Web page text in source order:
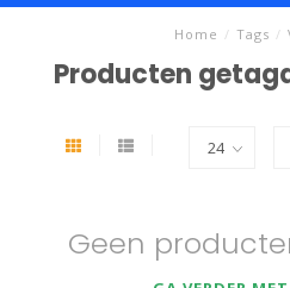
Home / Tags /
Producten
Geen